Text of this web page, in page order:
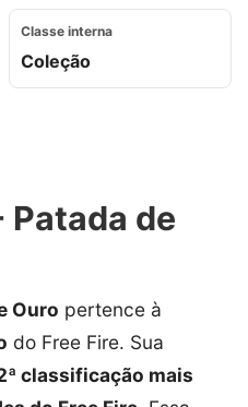
Classe interna
Coleção
Patada de
Ouro pertence à
do Free Fire. Sua
classificação mais